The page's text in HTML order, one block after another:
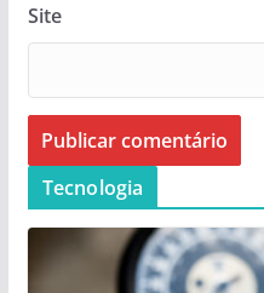
Site
Tecnologia